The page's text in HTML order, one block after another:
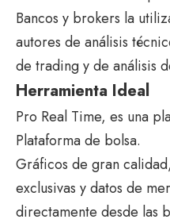
Bancos y brokers la
autores de análisis
de trading y de análisis
Herramienta Ideal
Pro Real Time, es una
Plataforma de bolsa.
Gráficos de gran
exclusivas y datos de
directamente desde las